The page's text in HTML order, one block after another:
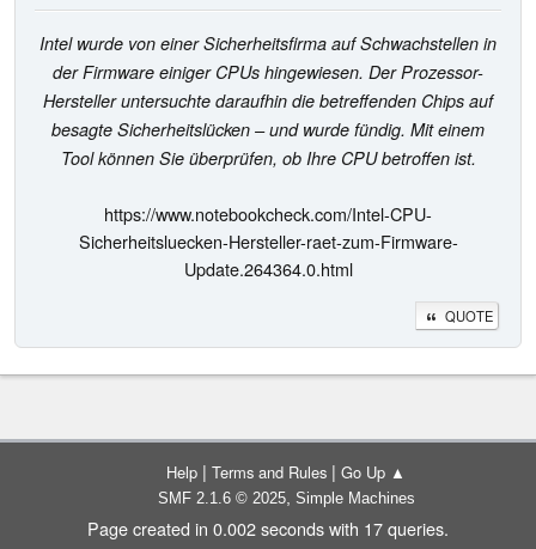
Intel wurde von einer Sicherheitsfirma auf Schwachstellen in
der Firmware einiger CPUs hingewiesen. Der Prozessor-
Hersteller untersuchte daraufhin die betreffenden Chips auf
besagte Sicherheitslücken – und wurde fündig. Mit einem
Tool können Sie überprüfen, ob Ihre CPU betroffen ist.
https://www.notebookcheck.com/Intel-CPU-
Sicherheitsluecken-Hersteller-raet-zum-Firmware-
Update.264364.0.html
QUOTE
Help | Terms and Rules | Go Up ▲
SMF 2.1.6 © 2025, Simple Machines
Page created in 0.002 seconds with 17 queries.